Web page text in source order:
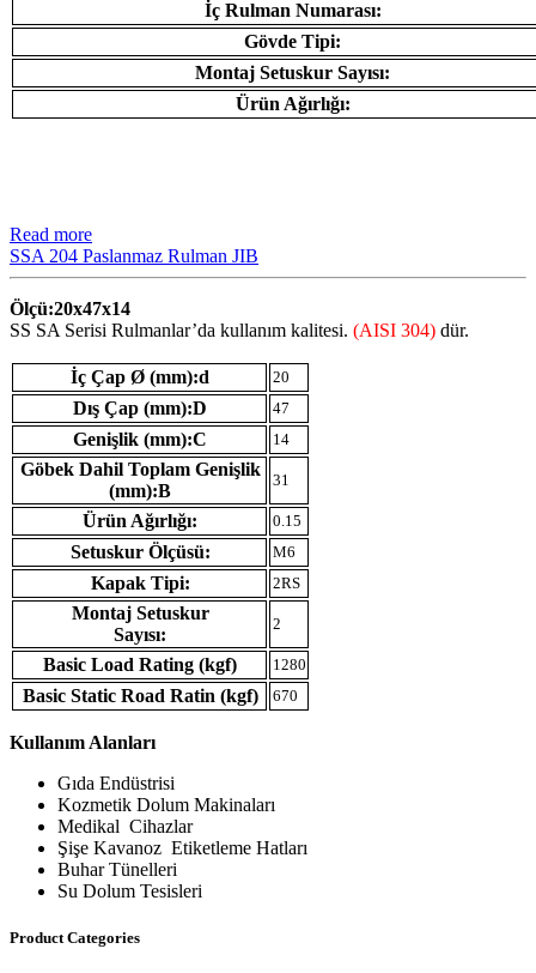
İç Rulman Numarası:
Gövde Tipi:
Montaj Setuskur Sayısı:
Ürün Ağırlığı:
Read more
SSA 204 Paslanmaz Rulman JIB
Ölçü:20x47x14
SS SA Serisi Rulmanlar’da kullanım kalitesi. (AISI 304) dür.
İç Çap Ø (mm):d 20
Dış Çap (mm):D 47
Genişlik (mm):C 14
Göbek Dahil Toplam Genişlik
(mm):B
31
Ürün Ağırlığı: 0.15
Setuskur Ölçüsü: M6
Kapak Tipi: 2RS
Montaj Setuskur
Sayısı:
2
Basic Load Rating (kgf) 1280
Basic Static Road Ratin (kgf) 670
Kullanım Alanları
Gıda Endüstrisi
Kozmetik Dolum Makinaları
Medikal Cihazlar
Şişe Kavanoz Etiketleme Hatları
Buhar Tünelleri
Su Dolum Tesisleri
Product Categories